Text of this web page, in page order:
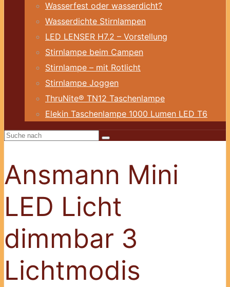
Wasserfest oder wasserdicht?
Wasserdichte Stirnlampen
LED LENSER H7.2 – Vorstellung
Stirnlampe beim Campen
Stirnlampe – mit Rotlicht
Stirnlampe Joggen
ThruNite® TN12 Taschenlampe
Elekin Taschenlampe 1000 Lumen LED T6
Ansmann Mini
LED Licht
dimmbar 3
Lichtmodis